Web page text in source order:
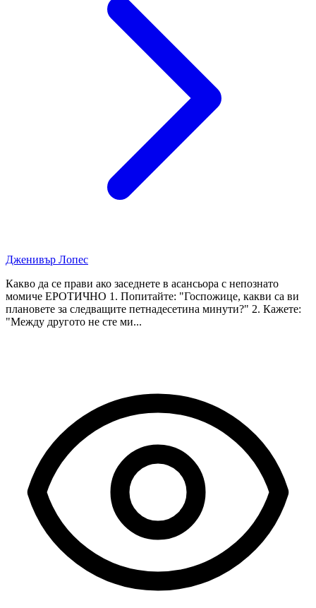
Дженивър Лопес
Какво да се прави ако заседнете в асансьора с непознато
момиче ЕРОТИЧНО 1. Попитайте: "Госпожице, какви са ви
плановете за следващите петнадесетина минути?" 2. Кажете:
"Между другото не сте ми...